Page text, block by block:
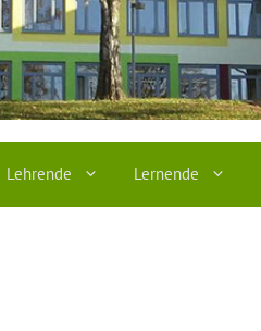
Lehrende Lernende